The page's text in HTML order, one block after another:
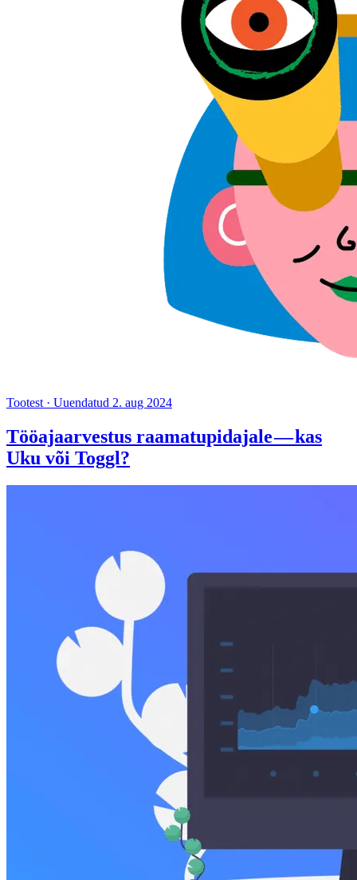
Tootest · Uuendatud 2. aug 2024
Tööajaarvestus raamatupidajale — kas
Uku või Toggl?